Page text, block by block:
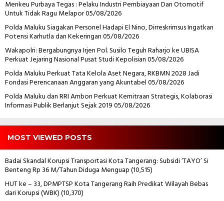
Menkeu Purbaya Tegas : Pelaku Industri Pembiayaan Dan Otomotif
Untuk Tidak Ragu Melapor05/08/2026
Polda Maluku Siagakan Personel Hadapi El Nino, Dirreskrimsus Ingatkan
Potensi Karhutla dan Kekeringan05/08/2026
Wakapolri: Bergabungnya Irjen Pol. Susilo Teguh Raharjo ke UBISA
Perkuat Jejaring Nasional Pusat Studi Kepolisian05/08/2026
Polda Maluku Perkuat Tata Kelola Aset Negara, RKBMN 2028 Jadi
Fondasi Perencanaan Anggaran yang Akuntabel05/08/2026
Polda Maluku dan RRI Ambon Perkuat Kemitraan Strategis, Kolaborasi
Informasi Publik Berlanjut Sejak 201905/08/2026
MOST VIEWED POSTS
Badai Skandal Korupsi Transportasi Kota Tangerang: Subsidi ‘TAYO’ Si
Benteng Rp 36 M/Tahun Diduga Menguap(10,515)
HUT ke – 33, DPMPTSP Kota Tangerang Raih Predikat Wilayah Bebas
dari Korupsi (WBK)(10,370)